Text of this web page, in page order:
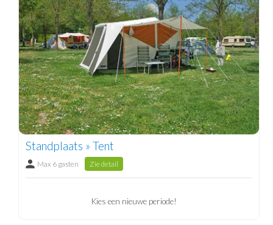
Standplaats » Tent
Max 6 gasten Zie detail
Kies een nieuwe periode!